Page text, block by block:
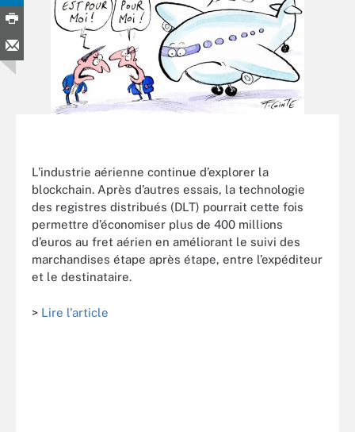
L’industrie aérienne continue d’explorer la
blockchain. Après d’autres essais, la technologie
des registres distribués (DLT) pourrait cette fois
permettre d’économiser plus de 400 millions
d’euros au fret aérien en améliorant le suivi des
marchandises étape après étape, entre l’expéditeur
et le destinataire.
> Lire l'article